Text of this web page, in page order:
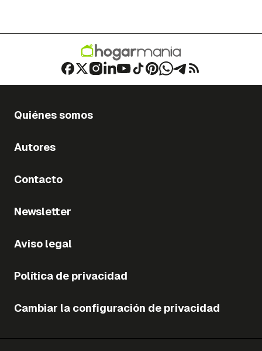
Quiénes somos
Autores
Contacto
Newsletter
Aviso legal
Política de privacidad
Cambiar la configuración de privacidad